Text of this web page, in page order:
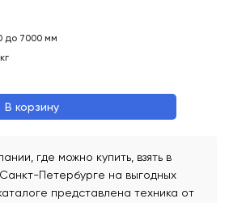
до 7000 мм
кг
В корзину
где можно купить, взять в
Петербурге на выгодных
представлена техника от